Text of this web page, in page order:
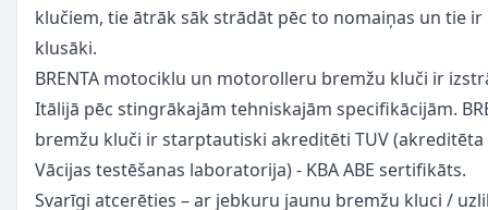
klučiem, tie ātrāk sāk strādāt pēc to nomaiņas un tie ir
klusāki.
BRENTA motociklu un motorolleru bremžu kluči ir
Itālijā pēc stingrākajām tehniskajām specifikācijām.
bremžu kluči ir starptautiski akreditēti TUV (akreditēta
Vācijas testēšanas laboratorija) - KBA ABE sertifikāts.
Svarīgi atcerēties – ar jebkuru jaunu bremžu kluci /